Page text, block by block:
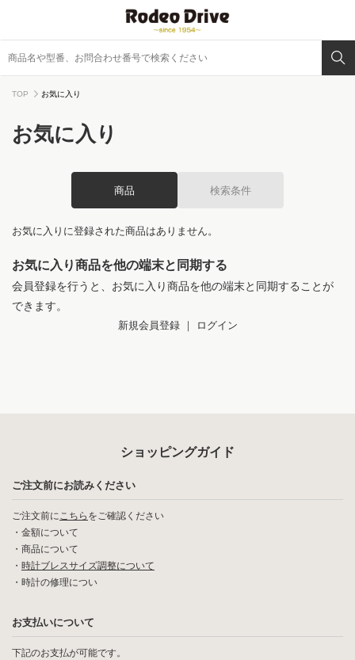
TOP お気に入り
お気に入り
商品 検索条件
お気に入りに登録された商品はありません。
お気に入り商品を他の端末と同期する
会員登録を行うと、お気に入り商品を他の端末と同期することが
できます。
新規会員登録｜ ログイン
ショッピングガイド
ご注文前にお読みください
ご注文前にこちら をご確認ください
・ 金額について
・ 商品について
・ 時計ブレスサイズ調整について
・ 時計の修理につい
お支払いについて
下記のお支払が可能です。